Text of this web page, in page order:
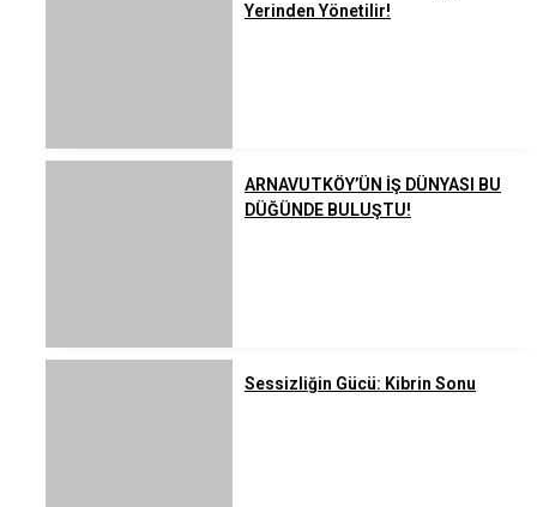
Yerinden Yönetilir!
ARNAVUTKÖY’ÜN İŞ DÜNYASI BU
DÜĞÜNDE BULUŞTU!
Sessizliğin Gücü: Kibrin Sonu